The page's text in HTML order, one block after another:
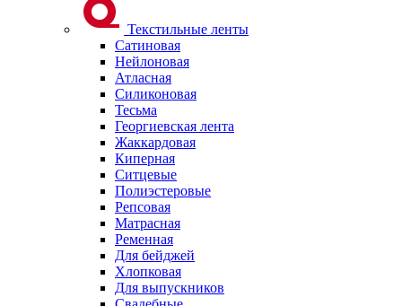
Текстильные ленты
Сатиновая
Нейлоновая
Атласная
Силиконовая
Тесьма
Георгиевская лента
Жаккардовая
Киперная
Ситцевые
Полиэстеровые
Репсовая
Матрасная
Ременная
Для бейджей
Хлопковая
Для выпускников